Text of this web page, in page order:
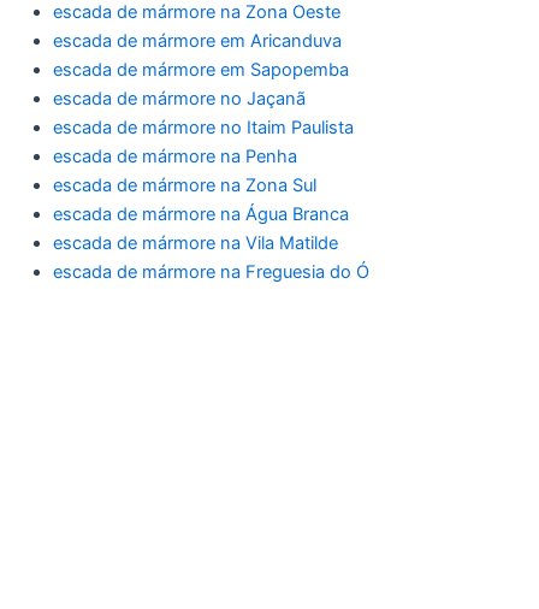
escada de mármore na Zona Oeste
escada de mármore em Aricanduva
escada de mármore em Sapopemba
escada de mármore no Jaçanã
escada de mármore no Itaim Paulista
escada de mármore na Penha
escada de mármore na Zona Sul
escada de mármore na Água Branca
escada de mármore na Vila Matilde
escada de mármore na Freguesia do Ó